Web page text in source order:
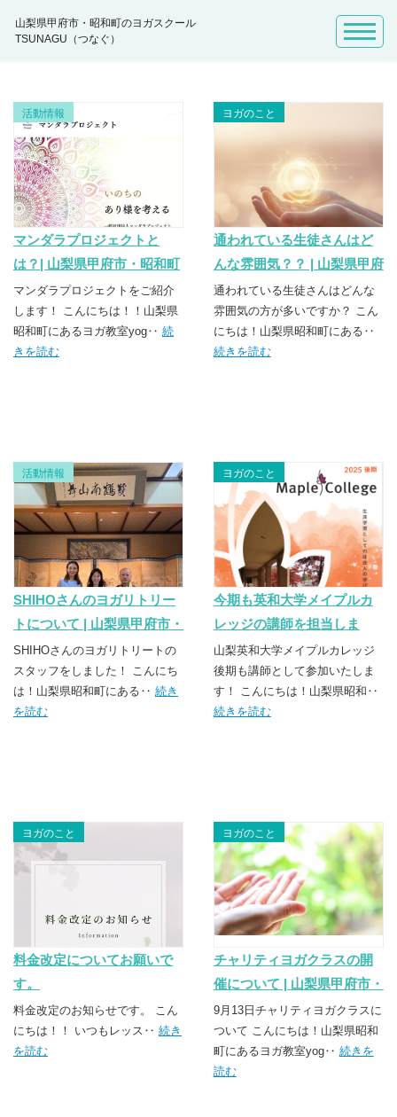
山梨県甲府市・昭和町のヨガスクール
TSUNAGU（つなぐ）
活動情報
マンダラプロジェクトと
は？| 山梨県甲府市・昭和町
のヨガスクール
TSUNAGU（つなぐ）
マンダラプロジェクトをご紹介
します！ こんにちは！！山梨県
昭和町にあるヨガ教室yog‥ 続
きを読む
ヨガのこと
通われている生徒さんはど
んな雰囲気？？ | 山梨県甲府
市・昭和町のヨガスクール
TSUNAGU（つなぐ）
通われている生徒さんはどんな
雰囲気の方が多いですか？ こん
にちは！山梨県昭和町にある‥
続きを読む
活動情報
SHIHOさんのヨガリトリー
トについて | 山梨県甲府市・
昭和町のヨガスクール
TSUNAGU（つなぐ）
SHIHOさんのヨガリトリートの
スタッフをしました！ こんにち
は！山梨県昭和町にある‥ 続き
を読む
ヨガのこと
今期も英和大学メイプルカ
レッジの講師を担当しま
す！！| 山梨県甲府市・昭和
町のヨガスクール
TSUNAGU（つなぐ）
山梨英和大学メイプルカレッジ
後期も講師として参加いたしま
す！ こんにちは！山梨県昭和‥
続きを読む
ヨガのこと
料金改定についてお願いで
す。
料金改定のお知らせです。 こん
にちは！！ いつもレッス‥ 続き
を読む
ヨガのこと
チャリティヨガクラスの開
催について | 山梨県甲府市・
昭和町のヨガスクール
TSUNAGU（つなぐ）
9月13日チャリティヨガクラスに
ついて こんにちは！山梨県昭和
町にあるヨガ教室yog‥ 続きを
読む